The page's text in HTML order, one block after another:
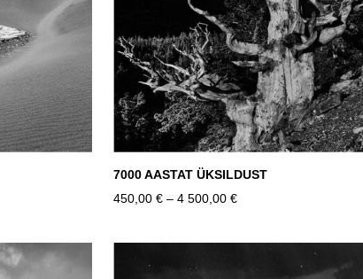
7000 AASTAT ÜKSILDUST
450,00 € –4 500,00 €